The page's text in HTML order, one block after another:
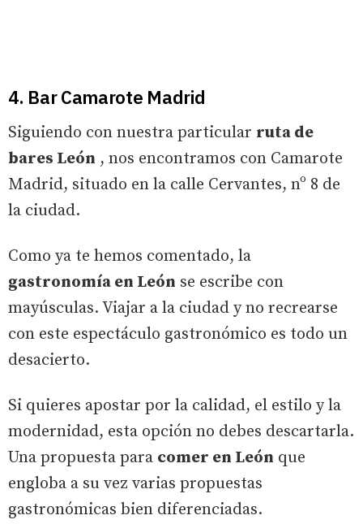
4. Bar Camarote Madrid
Siguiendo con nuestra particular ruta de
bares León , nos encontramos con Camarote
Madrid, situado en la calle Cervantes, nº 8 de
la ciudad.
Como ya te hemos comentado, la
gastronomía en León se escribe con
mayúsculas. Viajar a la ciudad y no recrearse
con este espectáculo gastronómico es todo un
desacierto.
Si quieres apostar por la calidad, el estilo y la
modernidad, esta opción no debes descartarla.
Una propuesta para comer en León que
engloba a su vez varias propuestas
gastronómicas bien diferenciadas.